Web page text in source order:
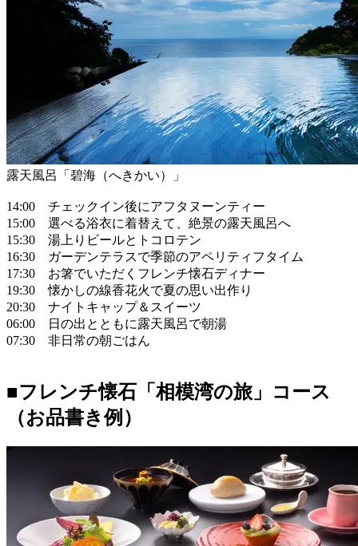
露天風呂「碧海（へきかい）」
14:00 チェックイン後にアフタヌーンティー
15:00 選べる浴衣に着替えて、絶景の露天風呂へ
15:30 湯上りビールとトコロテン
16:30 ガーデンテラスで季節のアペリティフタイム
17:30 お箸でいただくフレンチ懐石ディナー
19:30 懐かしの線香花火で夏の思い出作り
20:30 ナイトキャップ＆スイーツ
06:00 日の出とともに露天風呂で朝湯
07:30 非日常の朝ごはん
■フレンチ懐石「相模湾の旅」コース
（お品書き例）